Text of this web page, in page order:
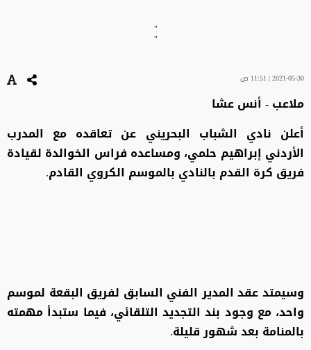
"
"
2021-05-30 | 11:51 ص
ملاعب - أنس عشا
أعلن نادي الشباب البحريني عن تعاقده مع المدرب
الأردني إبراهيم حلمي، ومساعده فراس الخوالدة لقيادة
فريق كرة القدم بالنادي بالموسم الكروي القادم.
وسيمتد عقد المدير الفني السابق لفريق البقعة لموسم
واحد، مع وجود بند التجديد التلقائي، فيما ستبدأ مهمته
بالمنامة بعد شهور قليلة.